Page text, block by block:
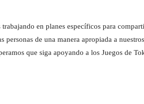
trabajando en planes específicos para
personas de una manera apropiada a
que siga apoyando a los Juegos de